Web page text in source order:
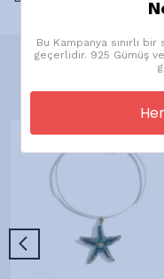
Bu Kampanya sınırlı
geçerlidir. 925 Gümüş